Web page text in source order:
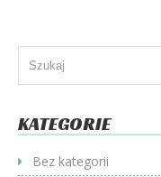
KATEGORIE
Bez kategorii